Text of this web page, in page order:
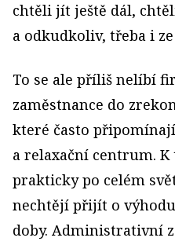
chtěli jít ještě dál,
a odkudkoliv, třeba i
To se ale příliš nelíbí
zaměstnance do
které často
a relaxační centrum.
prakticky po celém
nechtějí přijít o
doby. Administrativní